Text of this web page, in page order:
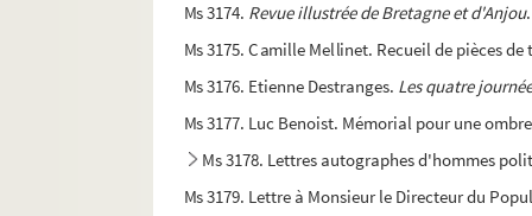
Ms 3174. Revue illustrée de Bretagne et d'Anjou
Ms 3175. Camille Mellinet. Recueil de pièces de
Ms 3176. Etienne Destranges. Les quatre
Ms 3177. Luc Benoist. Mémorial pour une ombre
Ms 3178. Lettres autographes d'hommes
Ms 3179. Lettre à Monsieur le Directeur du